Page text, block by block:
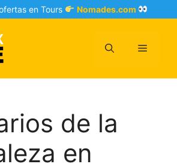
en Tours Nomades.com
Menu
de la
en